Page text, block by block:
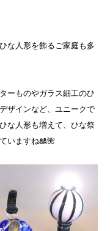
な人形を飾るご家庭も多
ーものやガラス細工のひ
ザインなど、ユニークで
な人形も増えて、ひな祭
いますね🎎🌺